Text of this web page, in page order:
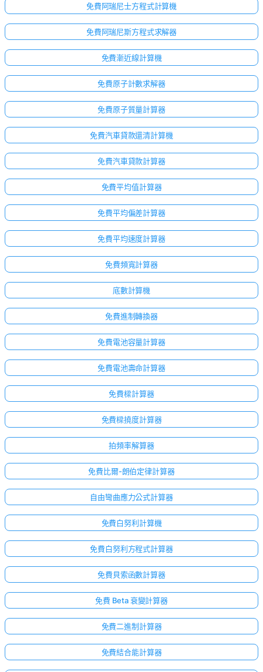
免費阿瑞尼士方程式計算機
免費阿瑞尼斯方程式求解器
免費漸近線計算機
免費原子計數求解器
免費原子質量計算器
免費汽車貸款還清計算機
免費汽車貸款計算器
免費平均值計算器
免費平均偏差計算器
免費平均速度計算器
免費頻寬計算器
底數計算機
免費進制轉換器
免費電池容量計算器
免費電池壽命計算器
免費樑計算器
免費樑撓度計算器
拍頻率解算器
免費比爾-朗伯定律計算器
自由彎曲應力公式計算器
免費白努利計算機
免費白努利方程式計算器
免費貝索函數計算器
免費 Beta 衰變計算器
免費二進制計算器
免費結合能計算器